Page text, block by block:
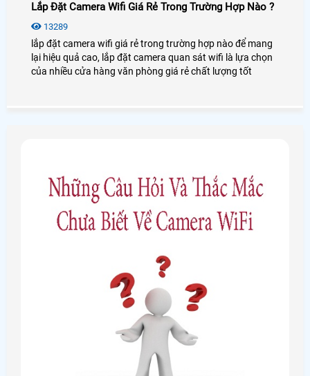
Lắp Đặt Camera Wifi Giá Rẻ Trong Trường Hợp Nào ?
13289
lắp đặt camera wifi giá rẻ trong trường hợp nào để mang
lại hiệu quả cao, lắp đặt camera quan sát wifi là lựa chọn
của nhiều cửa hàng văn phòng giá rẻ chất lượng tốt